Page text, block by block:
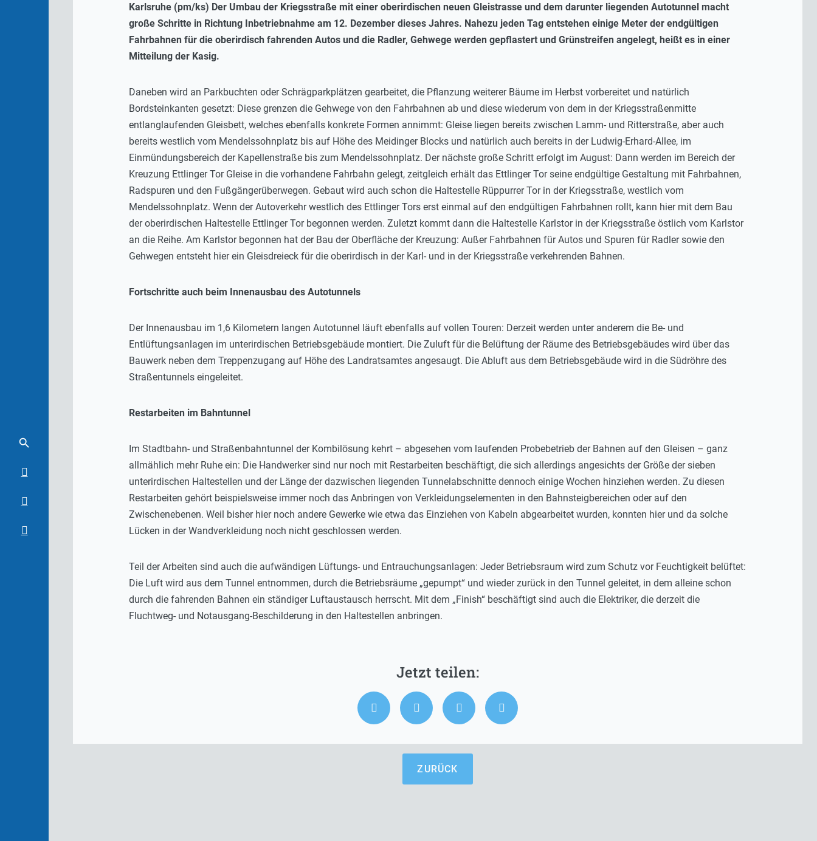
Karlsruhe (pm/ks) Der Umbau der Kriegsstraße mit einer oberirdischen neuen Gleistrasse und dem darunter liegenden Autotunnel macht
große Schritte in Richtung Inbetriebnahme am 12. Dezember dieses Jahres. Nahezu jeden Tag entstehen einige Meter der endgültigen
Fahrbahnen für die oberirdisch fahrenden Autos und die Radler, Gehwege werden gepflastert und Grünstreifen angelegt, heißt es in einer
Mitteilung der Kasig.
Daneben wird an Parkbuchten oder Schrägparkplätzen gearbeitet, die Pflanzung weiterer Bäume im Herbst vorbereitet und natürlich
Bordsteinkanten gesetzt: Diese grenzen die Gehwege von den Fahrbahnen ab und diese wiederum von dem in der Kriegsstraßenmitte
entlanglaufenden Gleisbett, welches ebenfalls konkrete Formen annimmt: Gleise liegen bereits zwischen Lamm- und Ritterstraße, aber auch
bereits westlich vom Mendelssohnplatz bis auf Höhe des Meidinger Blocks und natürlich auch bereits in der Ludwig-Erhard-Allee, im
Einmündungsbereich der Kapellenstraße bis zum Mendelssohnplatz. Der nächste große Schritt erfolgt im August: Dann werden im Bereich der
Kreuzung Ettlinger Tor Gleise in die vorhandene Fahrbahn gelegt, zeitgleich erhält das Ettlinger Tor seine endgültige Gestaltung mit Fahrbahnen,
Radspuren und den Fußgängerüberwegen. Gebaut wird auch schon die Haltestelle Rüppurrer Tor in der Kriegsstraße, westlich vom
Mendelssohnplatz. Wenn der Autoverkehr westlich des Ettlinger Tors erst einmal auf den endgültigen Fahrbahnen rollt, kann hier mit dem Bau
der oberirdischen Haltestelle Ettlinger Tor begonnen werden. Zuletzt kommt dann die Haltestelle Karlstor in der Kriegsstraße östlich vom Karlstor
an die Reihe. Am Karlstor begonnen hat der Bau der Oberfläche der Kreuzung: Außer Fahrbahnen für Autos und Spuren für Radler sowie den
Gehwegen entsteht hier ein Gleisdreieck für die oberirdisch in der Karl- und in der Kriegsstraße verkehrenden Bahnen.
Fortschritte auch beim Innenausbau des Autotunnels
Der Innenausbau im 1,6 Kilometern langen Autotunnel läuft ebenfalls auf vollen Touren: Derzeit werden unter anderem die Be- und
Entlüftungsanlagen im unterirdischen Betriebsgebäude montiert. Die Zuluft für die Belüftung der Räume des Betriebsgebäudes wird über das
Bauwerk neben dem Treppenzugang auf Höhe des Landratsamtes angesaugt. Die Abluft aus dem Betriebsgebäude wird in die Südröhre des
Straßentunnels eingeleitet.
Restarbeiten im Bahntunnel
Im Stadtbahn- und Straßenbahntunnel der Kombilösung kehrt – abgesehen vom laufenden Probebetrieb der Bahnen auf den Gleisen – ganz
allmählich mehr Ruhe ein: Die Handwerker sind nur noch mit Restarbeiten beschäftigt, die sich allerdings angesichts der Größe der sieben
unterirdischen Haltestellen und der Länge der dazwischen liegenden Tunnelabschnitte dennoch einige Wochen hinziehen werden. Zu diesen
Restarbeiten gehört beispielsweise immer noch das Anbringen von Verkleidungselementen in den Bahnsteigbereichen oder auf den
Zwischenebenen. Weil bisher hier noch andere Gewerke wie etwa das Einziehen von Kabeln abgearbeitet wurden, konnten hier und da solche
Lücken in der Wandverkleidung noch nicht geschlossen werden.
Teil der Arbeiten sind auch die aufwändigen Lüftungs- und Entrauchungsanlagen: Jeder Betriebsraum wird zum Schutz vor Feuchtigkeit belüftet:
Die Luft wird aus dem Tunnel entnommen, durch die Betriebsräume „gepumpt“ und wieder zurück in den Tunnel geleitet, in dem alleine schon
durch die fahrenden Bahnen ein ständiger Luftaustausch herrscht. Mit dem „Finish“ beschäftigt sind auch die Elektriker, die derzeit die
Fluchtweg- und Notausgang-Beschilderung in den Haltestellen anbringen.
ZURÜCK